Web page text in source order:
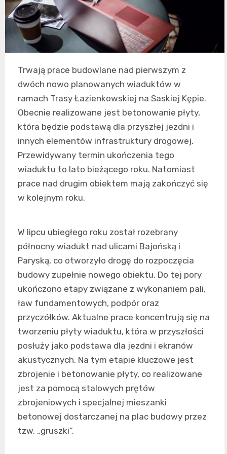
Trwają prace budowlane nad pierwszym z
dwóch nowo planowanych wiaduktów w
ramach Trasy Łazienkowskiej na Saskiej Kępie.
Obecnie realizowane jest betonowanie płyty,
która będzie podstawą dla przyszłej jezdni i
innych elementów infrastruktury drogowej.
Przewidywany termin ukończenia tego
wiaduktu to lato bieżącego roku. Natomiast
prace nad drugim obiektem mają zakończyć się
w kolejnym roku.
W lipcu ubiegłego roku został rozebrany
północny wiadukt nad ulicami Bajońską i
Paryską, co otworzyło drogę do rozpoczęcia
budowy zupełnie nowego obiektu. Do tej pory
ukończono etapy związane z wykonaniem pali,
ław fundamentowych, podpór oraz
przyczółków. Aktualne prace koncentrują się na
tworzeniu płyty wiaduktu, która w przyszłości
posłuży jako podstawa dla jezdni i ekranów
akustycznych. Na tym etapie kluczowe jest
zbrojenie i betonowanie płyty, co realizowane
jest za pomocą stalowych prętów
zbrojeniowych i specjalnej mieszanki
betonowej dostarczanej na plac budowy przez
tzw. „gruszki”.